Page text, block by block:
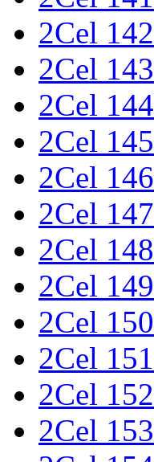
2Cel 142
2Cel 143
2Cel 144
2Cel 145
2Cel 146
2Cel 147
2Cel 148
2Cel 149
2Cel 150
2Cel 151
2Cel 152
2Cel 153